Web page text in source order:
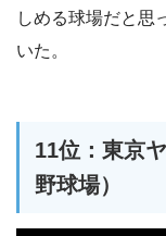
しめる球場だと思
いた。
11位：東京
野球場）